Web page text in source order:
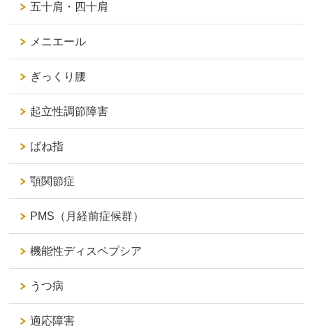
五十肩・四十肩
メニエール
ぎっくり腰
起立性調節障害
ばね指
顎関節症
PMS（月経前症候群）
機能性ディスペプシア
うつ病
適応障害